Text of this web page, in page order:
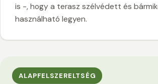
is -, hogy a terasz szélvédett és
használható legyen.
ALAPFELSZERELTSÉG